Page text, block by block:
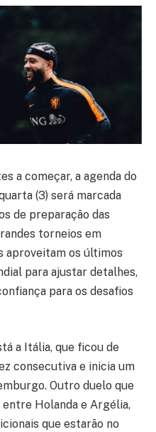
a começar, a agenda do
(3) será marcada
de preparação das
torneios em
aproveitam os últimos
para ajustar detalhes,
para os desafios
a Itália, que ficou de
consecutiva e inicia um
Outro duelo que
Holanda e Argélia,
que estarão no